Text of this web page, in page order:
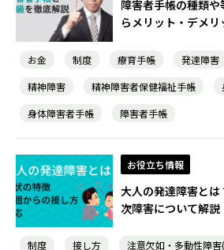
障害者手帳の種類
らメリット・デメ
お金 制度 療育手帳 発達障害
精神障害
精神障害者保健福祉手帳
身体障害者手帳
障害者手帳
お役立ち情報
大人の発達障害と
次障害について解説
制度 接し方 注意欠如・多動性障害